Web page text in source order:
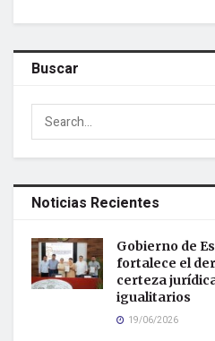
Buscar
Noticias Recientes
Gobierno de
fortalece el
certeza
igualitarios
19/06/2026